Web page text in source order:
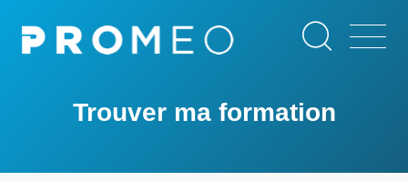
contenu
Trouver ma formation